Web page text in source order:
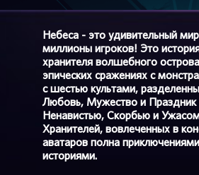
Небеса - это удивительный
миллионы игроков! Это
хранителя волшебного
эпических сражениях с
с шестью культами,
Любовь, Мужество и Праздник
Ненавистью, Скорбью и
Хранителей, вовлеченных в
аватаров полна
историями.